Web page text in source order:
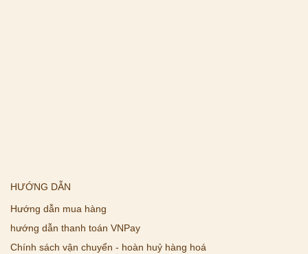
HƯỚNG DẪN
Hướng dẫn mua hàng
hướng dẫn thanh toán VNPay
Chính sách vận chuyển - hoàn huỷ hàng hoá